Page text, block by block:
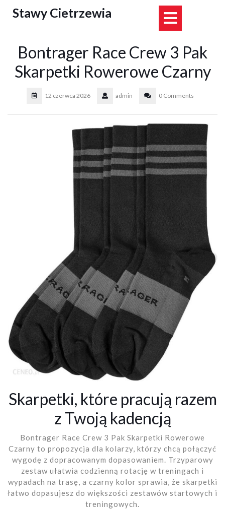
Stawy Cietrzewia
Bontrager Race Crew 3 Pak
Skarpetki Rowerowe Czarny
12 czerwca 2026 admin 0 Comments
Skarpetki, które pracują razem
z Twoją kadencją
Bontrager Race Crew 3 Pak Skarpetki Rowerowe
Czarny to propozycja dla kolarzy, którzy chcą połączyć
wygodę z dopracowanym dopasowaniem. Trzyparowy
zestaw ułatwia codzienną rotację w treningach i
wypadach na trasę, a czarny kolor sprawia, że skarpetki
łatwo dopasujesz do większości zestawów startowych i
treningowych.